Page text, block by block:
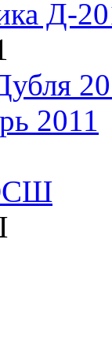
Д-
2011